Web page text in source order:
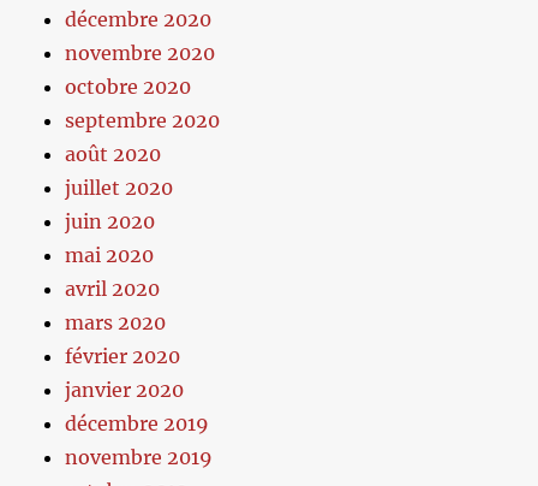
décembre 2020
novembre 2020
octobre 2020
septembre 2020
août 2020
juillet 2020
juin 2020
mai 2020
avril 2020
mars 2020
février 2020
janvier 2020
décembre 2019
novembre 2019